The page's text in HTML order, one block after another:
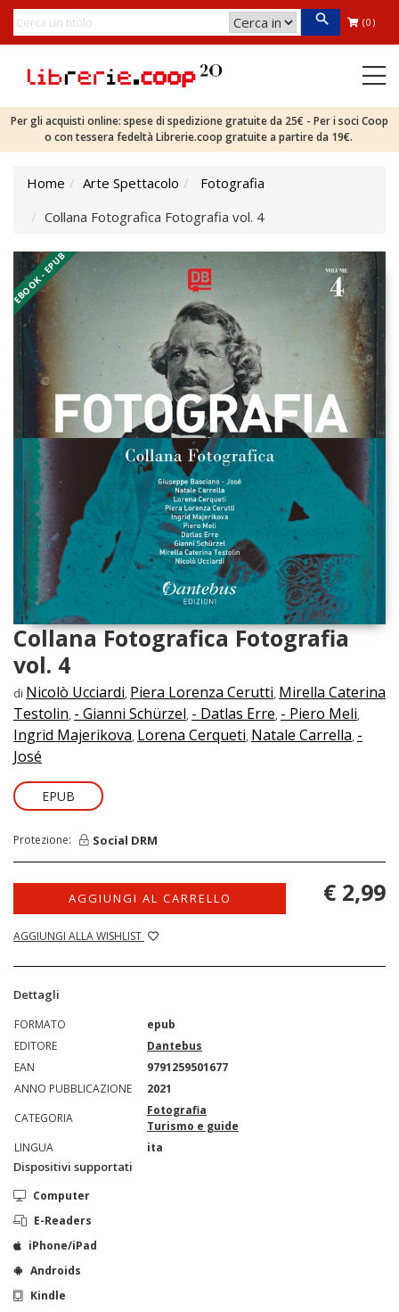
(0)
Per gli acquisti online: spese di spedizione gratuite da 25€ - Per i soci Coop
o con tessera fedeltà Librerie.coop gratuite a partire da 19€.
Home Arte Spettacolo
Fotografia
Collana Fotografica Fotografia vol. 4
EBOOK - EPUB
Collana Fotografica Fotografia
vol. 4
di Nicolò Ucciardi, Piera Lorenza Cerutti, Mirella Caterina
Testolin, - Gianni Schürzel, - Datlas Erre, - Piero Meli,
Ingrid Majerikova, Lorena Cerqueti, Natale Carrella, -
José
EPUB
Protezione: Social DRM
AGGIUNGI AL CARRELLO
AGGIUNGI ALLA WISHLIST
€ 2,99
Dettagli
FORMATO
epub
EDITORE
Dantebus
EAN
9791259501677
ANNO PUBBLICAZIONE
2021
CATEGORIA
Fotografia
Turismo e guide
LINGUA
ita
Dispositivi supportati
Computer
E-Readers
iPhone/iPad
Androids
Kindle